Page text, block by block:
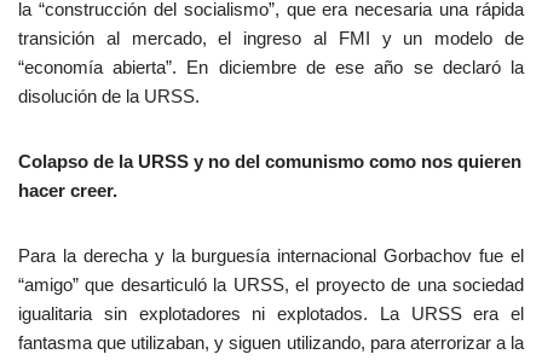
la “construcción del socialismo”, que era necesaria una rápida
transición al mercado, el ingreso al FMI y un modelo de
“economía abierta”. En diciembre de ese año se declaró la
disolución de la URSS.
Colapso de la URSS y no del comunismo como nos quieren
hacer creer.
Para la derecha y la burguesía internacional Gorbachov fue el
“amigo” que desarticuló la URSS, el proyecto de una sociedad
igualitaria sin explotadores ni explotados. La URSS era el
fantasma que utilizaban, y siguen utilizando, para aterrorizar a la